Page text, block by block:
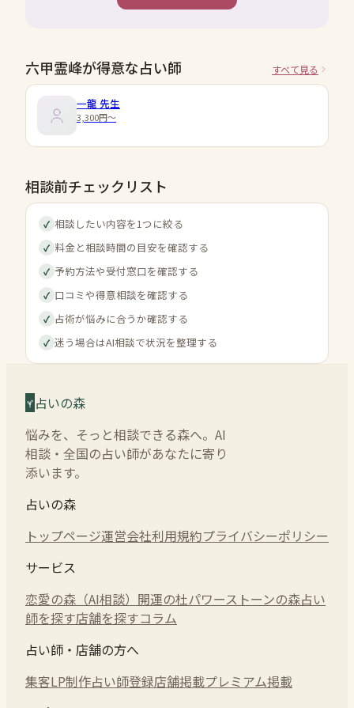
六甲霊峰が得意な占い師 すべて見る
一龍 先生
3,300円〜
相談前チェックリスト
✓ 相談したい内容を1つに絞る
✓ 料金と相談時間の目安を確認する
✓ 予約方法や受付窓口を確認する
✓ 口コミや得意相談を確認する
✓ 占術が悩みに合うか確認する
✓ 迷う場合はAI相談で状況を整理する
占いの森
悩みを、そっと相談できる森へ。AI
相談・全国の占い師があなたに寄り
添います。
占いの森
トップページ運営会社利用規約プライバシーポリシー
サービス
恋愛の森（AI相談） 開運の杜パワーストーンの森占い
師を探す店舗を探すコラム
占い師・店舗の方へ
集客LP制作占い師登録店舗掲載プレミアム掲載